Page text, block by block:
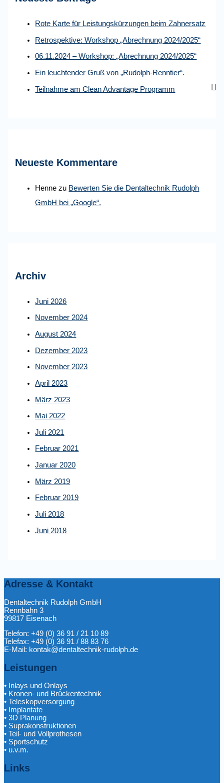
Rote Karte für Leistungskürzungen beim Zahnersatz
Retrospektive: Workshop „Abrechnung 2024/2025“
06.11.2024 – Workshop: „Abrechnung 2024/2025“
Ein leuchtender Gruß von „Rudolph-Renntier“.
Teilnahme am Clean Advantage Programm
Neueste Kommentare
Henne zu Bewerten Sie die Dentaltechnik Rudolph
GmbH bei „Google“.
Archiv
Juni 2026
November 2024
August 2024
Dezember 2023
November 2023
April 2023
März 2023
Mai 2022
Juli 2021
Februar 2021
Januar 2020
März 2019
Februar 2019
Juli 2018
Juni 2018
Adresse & Kontakt
Dentaltechnik Rudolph GmbH
Rennbahn 3
99817 Eisenach
Telefon: +49 (0) 36 91 / 21 10 89
Telefax: +49 (0) 36 91 / 88 83 76
E-Mail: kontak@dentaltechnik-rudolph.de
Leistungen
• Inlays und Onlays
• Kronen- und Brückentechnik
• Teleskopversorgung
• Implantate
• 3D Planung
• Suprakonstruktionen
• Teil- und Vollprothesen
• Sportschutz
• u.v.m.
Links